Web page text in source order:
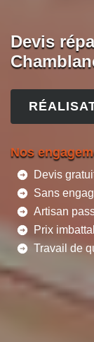
Devis
Nos
Devis
Sans
Artisan
Prix
Travail de